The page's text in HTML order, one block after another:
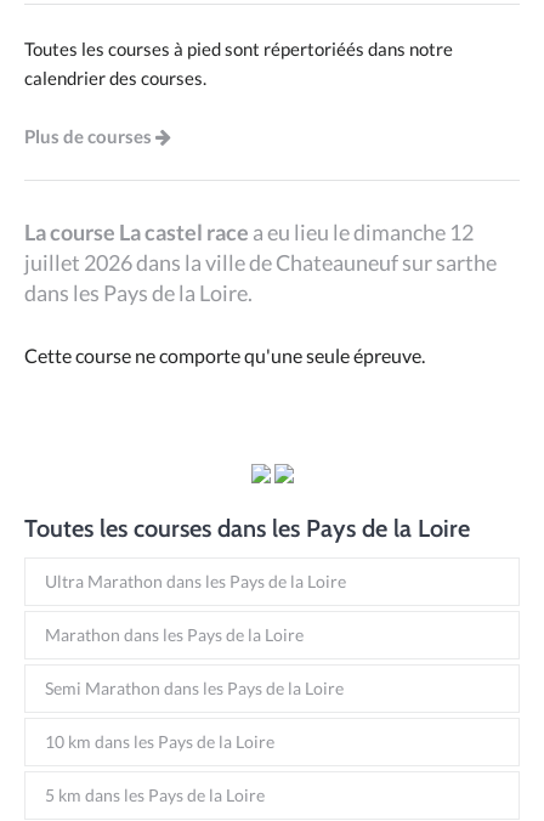
Toutes les courses à pied sont répertoriéés dans notre
calendrier des courses.
Plus de courses
La course La castel race a eu lieu le dimanche 12
juillet 2026 dans la ville de Chateauneuf sur sarthe
dans les Pays de la Loire.
Cette course ne comporte qu'une seule épreuve.
Toutes les courses dans les Pays de la Loire
Ultra Marathon dans les Pays de la Loire
Marathon dans les Pays de la Loire
Semi Marathon dans les Pays de la Loire
10 km dans les Pays de la Loire
5 km dans les Pays de la Loire